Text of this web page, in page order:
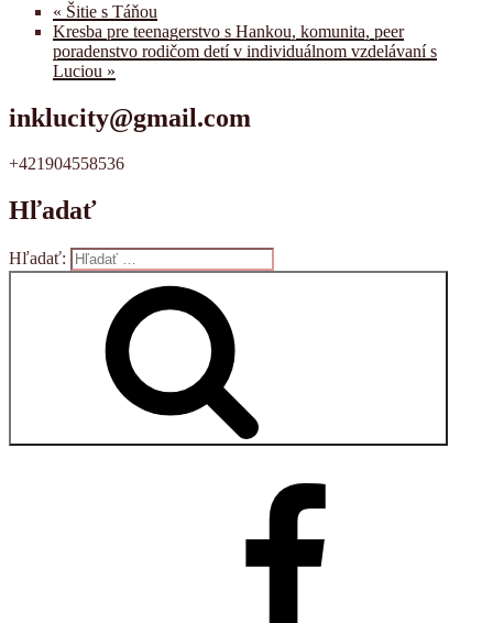
« Šitie s Táňou
Kresba pre teenagerstvo s Hankou, komunita, peer
poradenstvo rodičom detí v individuálnom vzdelávaní s
Luciou »
inklucity@gmail.com
+421904558536
Hľadať
Hľadať: